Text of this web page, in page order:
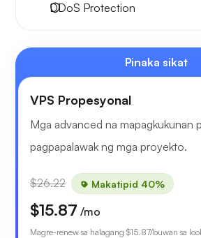
DDoS Protection
Pinaka sikat
VPS Propesyonal
Mga advanced na mapagkukunan
pagpapalawak ng mga proyekto.
$26.22 Makatipid 40%
$15.87 /mo
Magre-renew sa halagang $15.87/buwan sa